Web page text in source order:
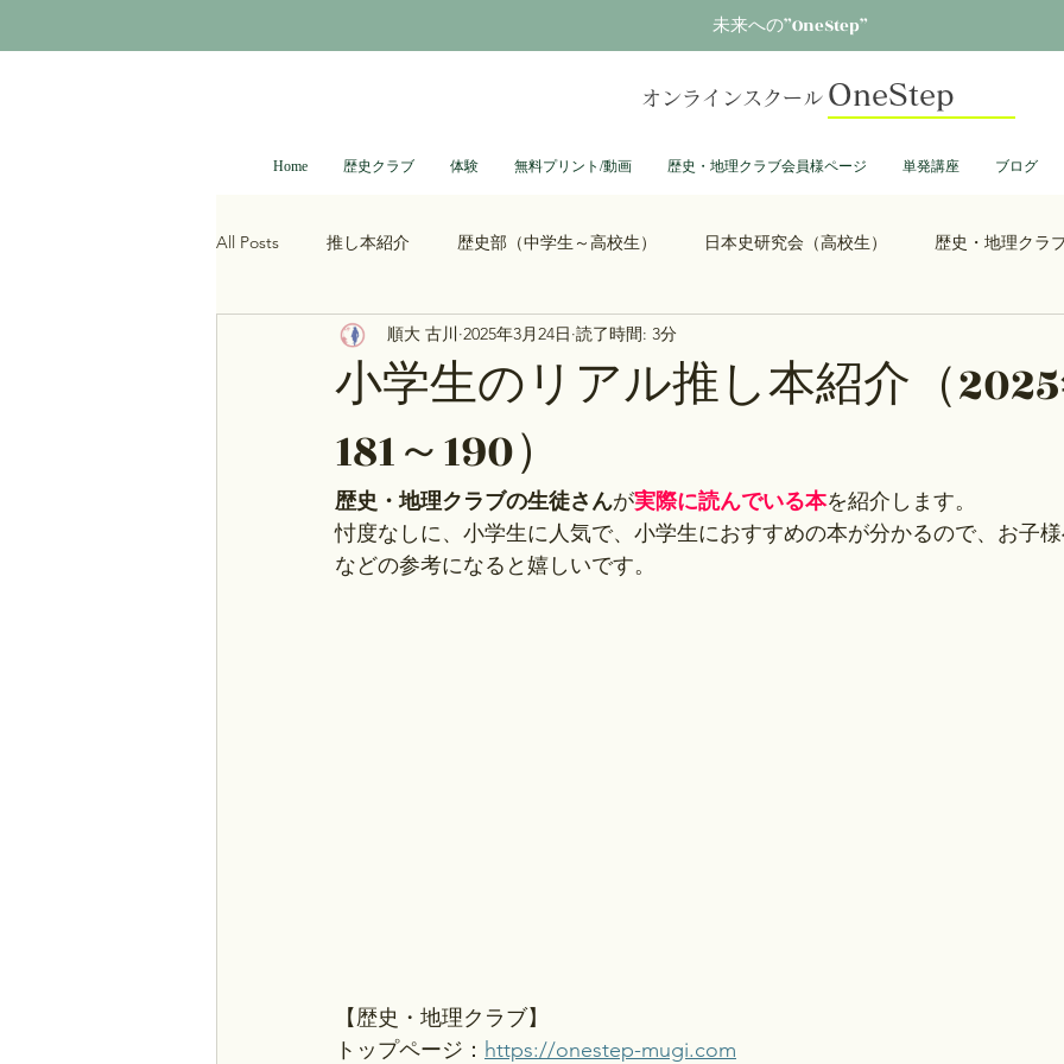
未来への”OneStep”
オンラインスクール OneStep
Home 歴史クラブ 体験 無料プリント/動画 歴史・地理クラブ会員様ページ 単発講座 ブログ
All Posts 推し本紹介 歴史部（中学生～高校生） 日本史研究会（高校生） 歴史・地理クラ
大河ドラマ べらぼう 光る君へ 鎌倉殿の13人
レトロゲーム 科学・技術史 大学受験 豊臣兄弟 古文書くずし字勉強会 歴史部通
小学生のリアル推し本紹介（2025
181～190）
順大 古川 2025年3月24日 読了時間: 3分
歴史・地理クラブの生徒さんが実際に読んでいる本を紹介します。
忖度なしに、小学生に人気で、小学生におすすめの本が分かるので、お子
などの参考になると嬉しいです。
【歴史・地理クラブ】
トップページ： https://onestep-mugi.com